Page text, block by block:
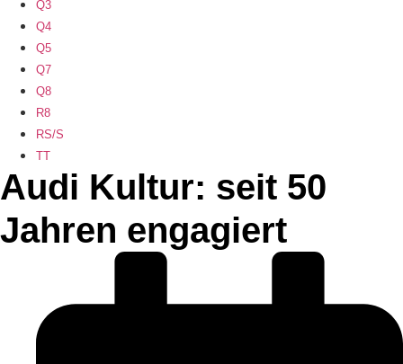
Q3
Q4
Q5
Q7
Q8
R8
RS/S
TT
Audi Kultur: seit 50
Jahren engagiert